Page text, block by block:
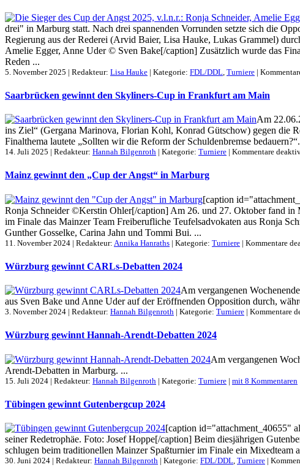
drei" in Marburg statt. Nach drei spannenden Vorrunden setzte sich die
Regierung aus der Rederei (Arvid Baier, Lisa Hauke, Lukas Grammel)
Amelie Egger, Anne Uder © Sven Bake[/caption] Zusätzlich wurde das
Reden ...
5. November 2025 | Redakteur: Lisa Hauke | Kategorie: FDL/DDL Turniere |
Saarbrücken gewinnt den Skyliners-Cup in Frankfurt am Main
Am
ins Ziel“ (Gergana Marinova, Florian Kohl, Konrad Gütschow) gegen die
Finalthema lautete „Sollten wir die Reform der Schuldenbremse
14. Juli 2025 | Redakteur: Hannah Bilgenroth | Kategorie: Turniere | Kommentare
Mainz gewinnt den „Cup der Angst“ in Marburg
[caption
Ronja Schneider ©Kerstin Ohler[/caption] Am 26. und 27. Oktober fand in
im Finale das Mainzer Team Freiberufliche Teufelsadvokaten aus Ronja
Gunther Gosselke, Carina Jahn und Tommi Bui. ...
11. November 2024 | Redakteur: Annika Hanraths | Kategorie: Turniere | Kommentare
Würzburg gewinnt CARLs-Debatten 2024
Am vergangenen
aus Sven Bake und Anne Uder auf der Eröffnenden Opposition durch,
3. November 2024 | Redakteur: Hannah Bilgenroth | Kategorie: Turniere | Kommentare
Würzburg gewinnt Hannah-Arendt-Debatten 2024
Am vergangenen
Arendt-Debatten in Marburg. ...
15. Juli 2024 | Redakteur: Hannah Bilgenroth | Kategorie: Turniere | mit 8 Kommentaren
Tübingen gewinnt Gutenbergcup 2024
[caption id="attachment_40655"
seiner Redetrophäe. Foto: Josef Hoppe[/caption] Beim diesjährigen
schlugen beim traditionellen Mainzer Spaßturnier im Finale ein
30. Juni 2024 | Redakteur: Hannah Bilgenroth | Kategorie: FDL/DDL, Turniere |